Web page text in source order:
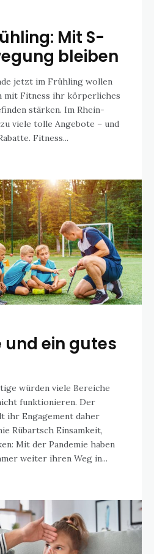
Mit S-
bleiben
jetzt im Frühling wollen
mit Fitness ihr körperliches
stärken. Im Rhein-
viele tolle Angebote – und
mit S-Quin attraktive Rabatte. Fitness...
und ein gutes
würden viele Bereiche
funktionieren. Der
ihr Engagement daher
Mit der Pandemie haben
weiter ihren Weg in...